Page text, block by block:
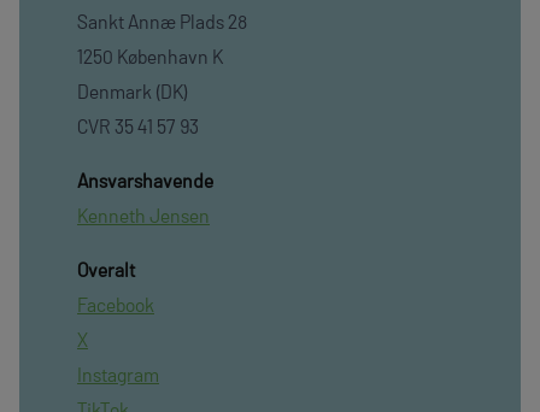
Sankt Annæ Plads 28
1250 København K
Denmark (DK)
CVR 35 41 57 93
Ansvarshavende
Kenneth Jensen
Overalt
Facebook
X
Instagram